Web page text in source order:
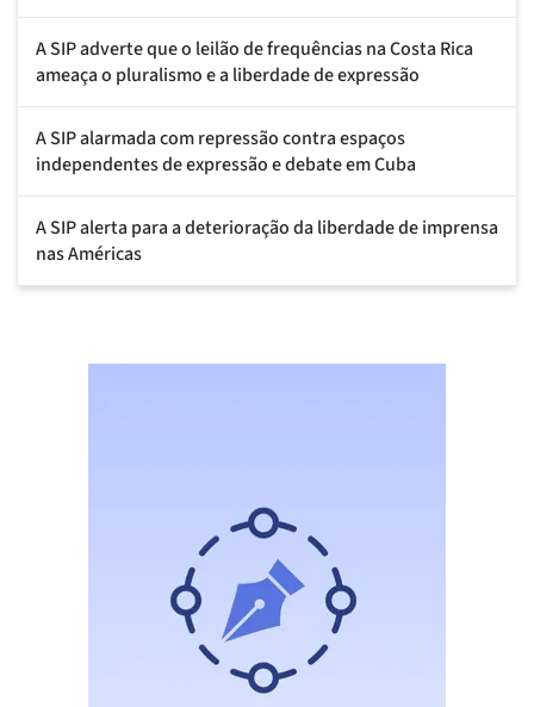
A SIP adverte que o leilão de frequências na Costa Rica
ameaça o pluralismo e a liberdade de expressão
A SIP alarmada com repressão contra espaços
independentes de expressão e debate em Cuba
A SIP alerta para a deterioração da liberdade de imprensa
nas Américas